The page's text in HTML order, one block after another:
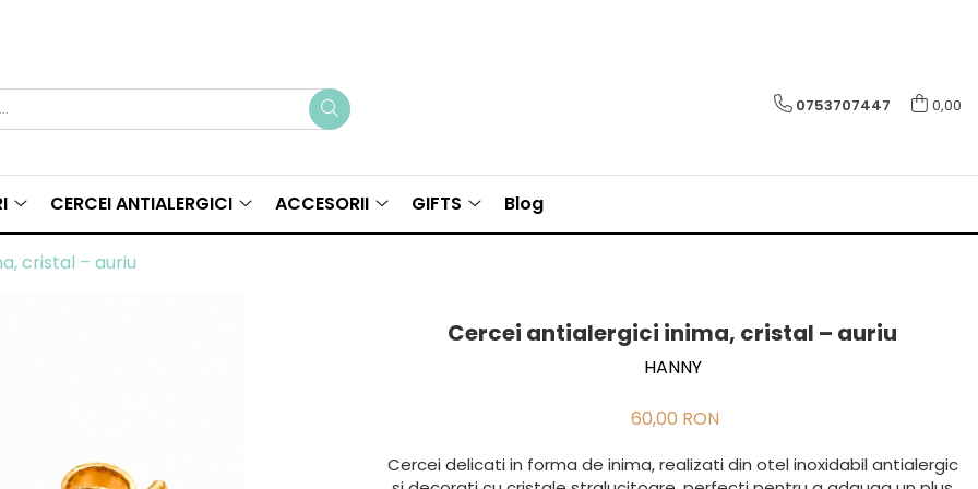
0753707447 0,00
CERCEI ANTIALERGICI ACCESORII GIFTS Blog
cristal – auriu
Cercei antialergici inima, cristal – auriu
HANNY
60,00 RON
Cercei delicati in forma de inima, realizati din otel inoxidabil antialergic